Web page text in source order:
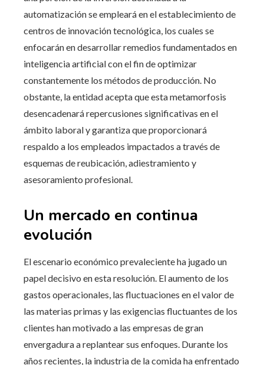
automatización se empleará en el establecimiento de
centros de innovación tecnológica, los cuales se
enfocarán en desarrollar remedios fundamentados en
inteligencia artificial con el fin de optimizar
constantemente los métodos de producción. No
obstante, la entidad acepta que esta metamorfosis
desencadenará repercusiones significativas en el
ámbito laboral y garantiza que proporcionará
respaldo a los empleados impactados a través de
esquemas de reubicación, adiestramiento y
asesoramiento profesional.
Un mercado en continua
evolución
El escenario económico prevaleciente ha jugado un
papel decisivo en esta resolución. El aumento de los
gastos operacionales, las fluctuaciones en el valor de
las materias primas y las exigencias fluctuantes de los
clientes han motivado a las empresas de gran
envergadura a replantear sus enfoques. Durante los
años recientes, la industria de la comida ha enfrentado